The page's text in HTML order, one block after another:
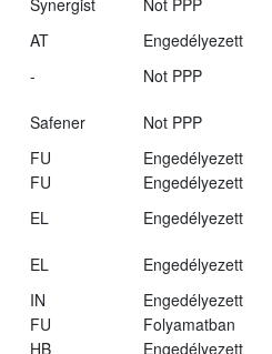
Synergist
Not PPP
AT
Engedélyezett
-
Not PPP
Safener
Not PPP
FU
Engedélyezett
FU
Engedélyezett
EL
Engedélyezett
EL
Engedélyezett
IN
Engedélyezett
FU
Folyamatban
HB
Engedélyezett